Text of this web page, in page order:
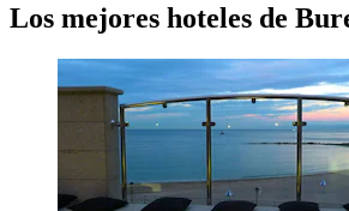
Los mejores hoteles de